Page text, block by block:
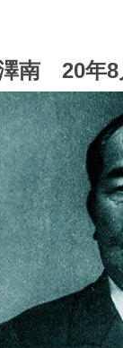
南 20年8